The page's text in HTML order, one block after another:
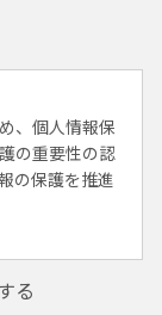
、個人情報保
の重要性の認
の保護を推進
状態に保ち、
る